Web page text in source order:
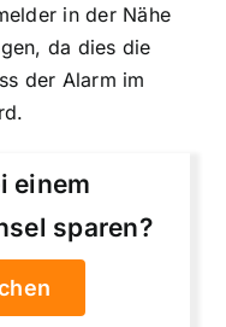
in der Nähe
da dies die
der Alarm im
einem
sparen?